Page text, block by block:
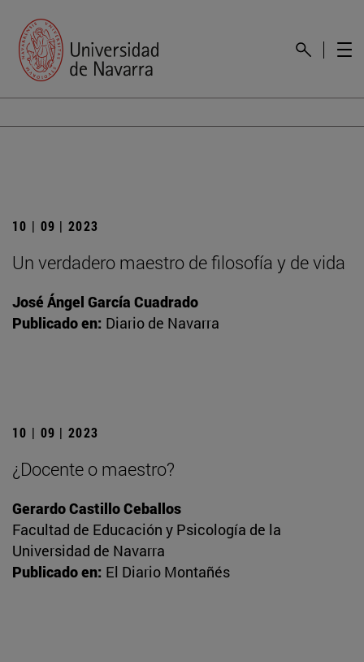
10 | 09 | 2023
Un verdadero maestro de filosofía y de vida
José Ángel García Cuadrado
Publicado en: Diario de Navarra
10 | 09 | 2023
¿Docente o maestro?
Gerardo Castillo Ceballos
Facultad de Educación y Psicología de la
Universidad de Navarra
Publicado en: El Diario Montañés